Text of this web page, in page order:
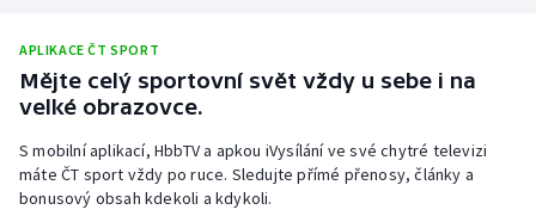
Stolní tenis
Triatlon
Veslování
Vodní slalom
APLIKACE ČT SPORT
Mějte celý sportovní svět vždy u sebe i na
velké obrazovce.
S mobilní aplikací, HbbTV a apkou iVysílání ve své chytré televizi
máte ČT sport vždy po ruce. Sledujte přímé přenosy, články a
bonusový obsah kdekoli a kdykoli.